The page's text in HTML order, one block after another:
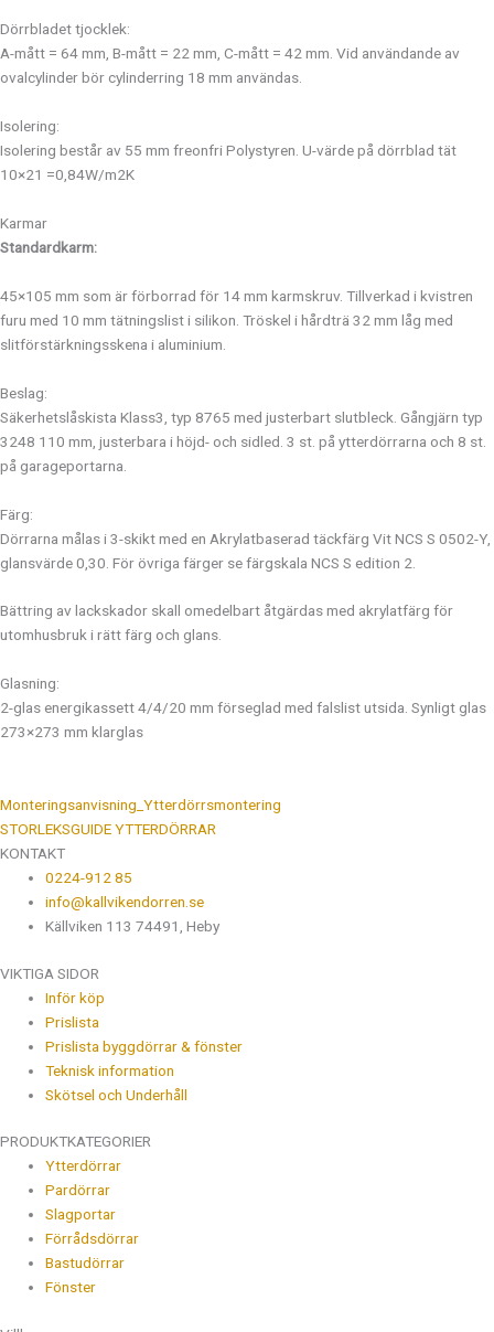
Dörrbladet tjocklek:
A-mått = 64 mm, B-mått = 22 mm, C-mått = 42 mm. Vid användande av
ovalcylinder bör cylinderring 18 mm användas.
Isolering:
Isolering består av 55 mm freonfri Polystyren. U-värde på dörrblad tät
10×21 =0,84W/m2K
Karmar
Standardkarm:
45×105 mm som är förborrad för 14 mm karmskruv. Tillverkad i kvistren
furu med 10 mm tätningslist i silikon. Tröskel i hårdträ 32 mm låg med
slitförstärkningsskena i aluminium.
Beslag:
Säkerhetslåskista Klass3, typ 8765 med justerbart slutbleck. Gångjärn typ
3248 110 mm, justerbara i höjd- och sidled. 3 st. på ytterdörrarna och 8 st.
på garageportarna.
Färg:
Dörrarna målas i 3-skikt med en Akrylatbaserad täckfärg Vit NCS S 0502-Y,
glansvärde 0,30. För övriga färger se färgskala NCS S edition 2.
Bättring av lackskador skall omedelbart åtgärdas med akrylatfärg för
utomhusbruk i rätt färg och glans.
Glasning:
2-glas energikassett 4/4/20 mm förseglad med falslist utsida. Synligt glas
273×273 mm klarglas
Monteringsanvisning_Ytterdörrsmontering
STORLEKSGUIDE YTTERDÖRRAR
KONTAKT
0224-912 85
info@kallvikendorren.se
Källviken 113 74491, Heby
VIKTIGA SIDOR
Inför köp
Prislista
Prislista byggdörrar & fönster
Teknisk information
Skötsel och Underhåll
PRODUKTKATEGORIER
Ytterdörrar
Pardörrar
Slagportar
Förrådsdörrar
Bastudörrar
Fönster